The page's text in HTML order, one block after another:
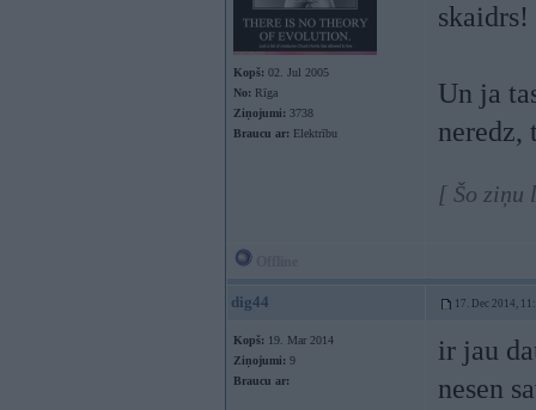
Kopš: 02. Jul 2005
No: Rīga
Ziņojumi: 3738
Braucu ar: Elektrību
skaidrs!
Un ja
[ Šo ziņu
dig44 17. Dec 2014,
Kopš: 19. Mar 2014
Ziņojumi: 9
Braucu ar:
ir jau
nesen